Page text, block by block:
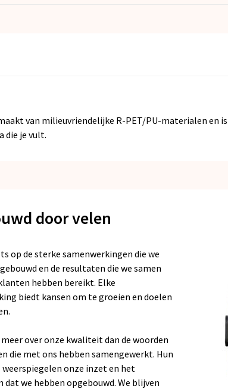
van milieuvriendelijke R-PET/PU-materialen en
die je vult.
door velen
op de sterke samenwerkingen die we
en de resultaten die we samen
hebben bereikt. Elke
biedt kansen om te groeien en doelen
over onze kwaliteit dan de woorden
die met ons hebben samengewerkt. Hun
onze inzet en het
dat we hebben opgebouwd. We blijven